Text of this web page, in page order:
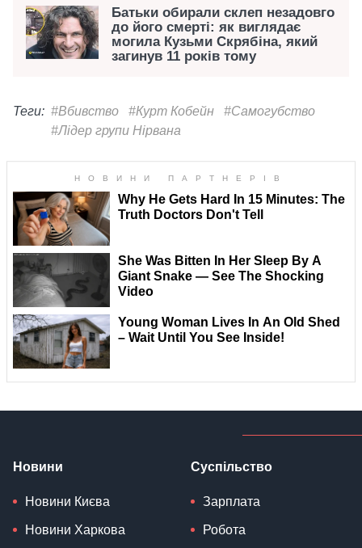
Батьки обирали склеп незадовго
до його смерті: як виглядає
могила Кузьми Скрябіна, який
загинув 11 років тому
Теги: #Вбивство #Курт Кобейн
#Самогубство
#Лідер групи Нірвана
Новини
Новини Києва
Новини Харкова
Суспільство
Зарплата
Робота